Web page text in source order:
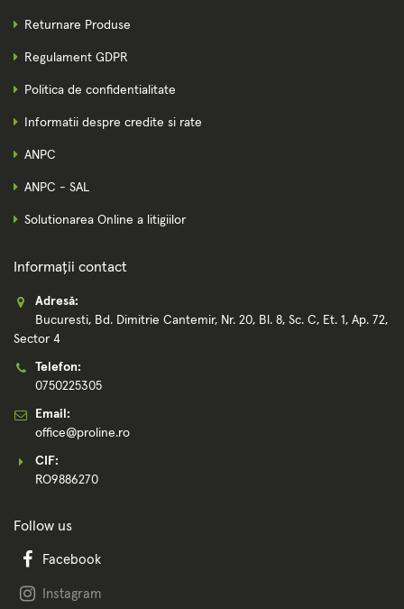
Returnare Produse
Regulament GDPR
Politica de confidentialitate
Informatii despre credite si rate
ANPC
ANPC - SAL
Solutionarea Online a litigiilor
Informații contact
Adresă:
Bucuresti, Bd. Dimitrie Cantemir, Nr. 20, Bl. 8, Sc. C, Et. 1, Ap. 72,
Sector 4
Telefon:
0750225305
Email:
office@proline.ro
CIF:
RO9886270
Follow us
Facebook
Instagram